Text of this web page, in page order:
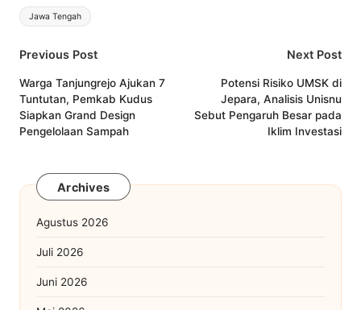
Tags:
Jawa Tengah
Post
navigation
Previous Post
Warga Tanjungrejo Ajukan 7
Tuntutan, Pemkab Kudus
Siapkan Grand Design
Pengelolaan Sampah
Next Post
Potensi Risiko UMSK di
Jepara, Analisis Unisnu
Sebut Pengaruh Besar pada
Iklim Investasi
Archives
Agustus 2026
Juli 2026
Juni 2026